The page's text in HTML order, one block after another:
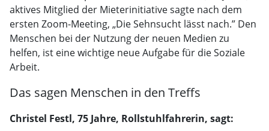
aktives Mitglied der Mieterinitiative sagte nach dem
ersten Zoom-Meeting, „Die Sehnsucht lässt nach.” Den
Menschen bei der Nutzung der neuen Medien zu
helfen, ist eine wichtige neue Aufgabe für die Soziale
Arbeit.
Das sagen Menschen in den Treffs
Christel Festl, 75 Jahre, Rollstuhlfahrerin, sagt: